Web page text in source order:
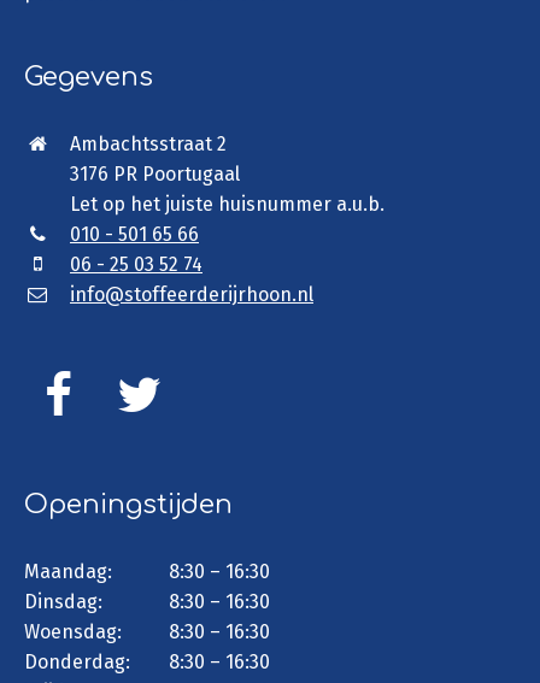
Gegevens
Ambachtsstraat 2
3176 PR Poortugaal
Let op het juiste huisnummer a.u.b.
010 - 501 65 66
06 - 25 03 52 74
info@stoffeerderijrhoon.nl
Openingstijden
Maandag:
8:30 – 16:30
Dinsdag:
8:30 – 16:30
Woensdag:
8:30 – 16:30
Donderdag:
8:30 – 16:30